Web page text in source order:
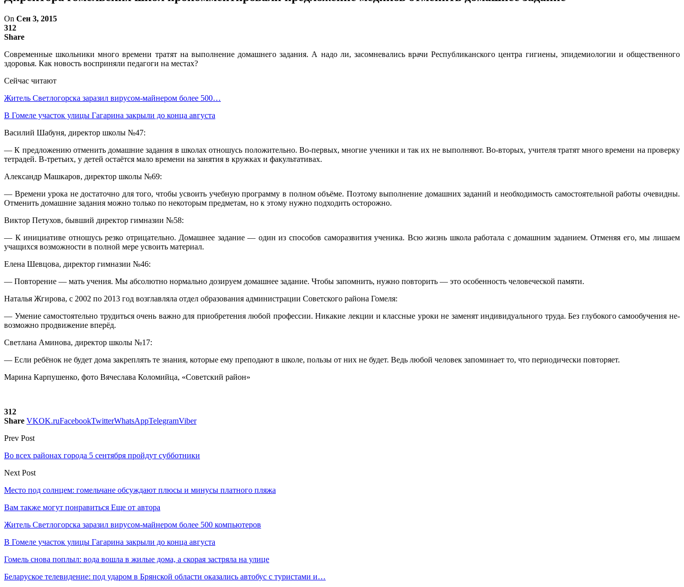
On Сен 3, 2015
312
Share
Современные школьники много времени тратят на выполнение до­машнего задания. А надо ли, засомневались врачи Республиканско­го центра гигиены, эпидемиологии и общественного
здоровья. Как но­вость восприняли педагоги на местах?
Сейчас читают
Житель Светлогорска заразил вирусом-майнером более 500…
В Гомеле участок улицы Гагарина закрыли до конца августа
Василий Шабуня, директор школы №47:
— К предложению от­менить домашние зада­ния в школах отношусь по­ложительно. Во-первых, многие ученики и так их не выполняют. Во-вторых, учителя тратят много вре­мени на проверку
тетра­дей. В-третьих, у детей остаётся мало времени на занятия в кружках и фа­культативах.
Александр Машкаров, директор школы №69:
— Времени урока не достаточно для того, что­бы усвоить учебную про­грамму в полном объёме. Поэтому выполнение до­машних заданий и необхо­димость самостоятельной работы очевидны.
Отме­нить домашние задания можно только по некото­рым предметам, но к это­му нужно подходить осто­рожно.
Виктор Петухов, бывший директор гимназии №58:
— К инициативе отно­шусь резко отрицатель­но. Домашнее задание — один из способов са­моразвития ученика. Всю жизнь школа работала с домашним заданием. От­меняя его, мы лишаем
учащихся возможности в полной мере усвоить ма­териал.
Елена Шевцова, директор гимназии №46:
— Повторение — мать учения. Мы абсолютно нормально дозируем до­машнее задание. Чтобы запомнить, нужно повто­рить — это особенность человеческой памяти.
Наталья Жгирова, с 2002 по 2013 год возглавляла отдел образования администрации Советского района Гомеля:
— Умение самостоя­тельно трудиться очень важно для приобретения любой профессии. Ника­кие лекции и классные уроки не заменят индиви­дуального труда. Без глу­бокого самообучения не­
возможно продвижение вперёд.
Светлана Аминова, директор школы №17:
— Если ребёнок не бу­дет дома закреплять те знания, которые ему пре­подают в школе, пользы от них не будет. Ведь лю­бой человек запоминает то, что периодически по­вторяет.
Марина Карпушенко, фото Вячеслава Коломийца, «Советский район»
312
Share VKOK.ruFacebookTwitterWhatsAppTelegramViber
Prev Post
Во всех районах города 5 сентября пройдут субботники
Next Post
Место под солнцем: гомельчане обсуждают плюсы и минусы платного пляжа
Вам также могут понравиться Еще от автора
Житель Светлогорска заразил вирусом-майнером более 500 компьютеров
В Гомеле участок улицы Гагарина закрыли до конца августа
Гомель снова поплыл: вода вошла в жилые дома, а скорая застряла на улице
Беларуское телевидение: под ударом в Брянской области оказались автобус с туристами и…